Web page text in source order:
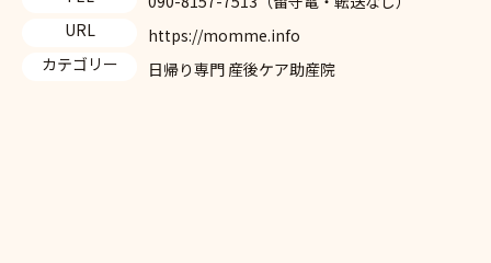
URL
https://momme.info
カテゴリー
日帰り専門 産後ケア助産院